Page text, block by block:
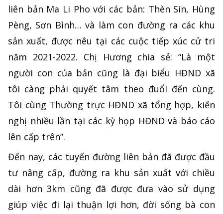
liên bản Ma Li Pho với các bản: Thèn Sin, Hùng
Pèng, Sơn Bình… và làm con đường ra các khu
sản xuất, được nêu tại các cuộc tiếp xúc cử tri
năm 2021-2022. Chị Hương chia sẻ: “Là một
người con của bản cũng là đại biểu HĐND xã
tôi càng phải quyết tâm theo đuổi đến cùng.
Tôi cùng Thường trực HĐND xã tổng hợp, kiến
nghị nhiều lần tại các kỳ họp HĐND và báo cáo
lên cấp trên”.
Đến nay, các tuyến đường liên bản đã được đầu
tư nâng cấp, đường ra khu sản xuất với chiều
dài hơn 3km cũng đã được đưa vào sử dụng
giúp việc đi lại thuận lợi hơn, đời sống bà con